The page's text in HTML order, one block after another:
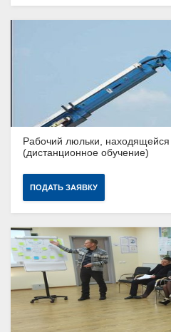
Рабочий люльки,
(дистанционное обучение)
ПОДАТЬ ЗАЯВКУ